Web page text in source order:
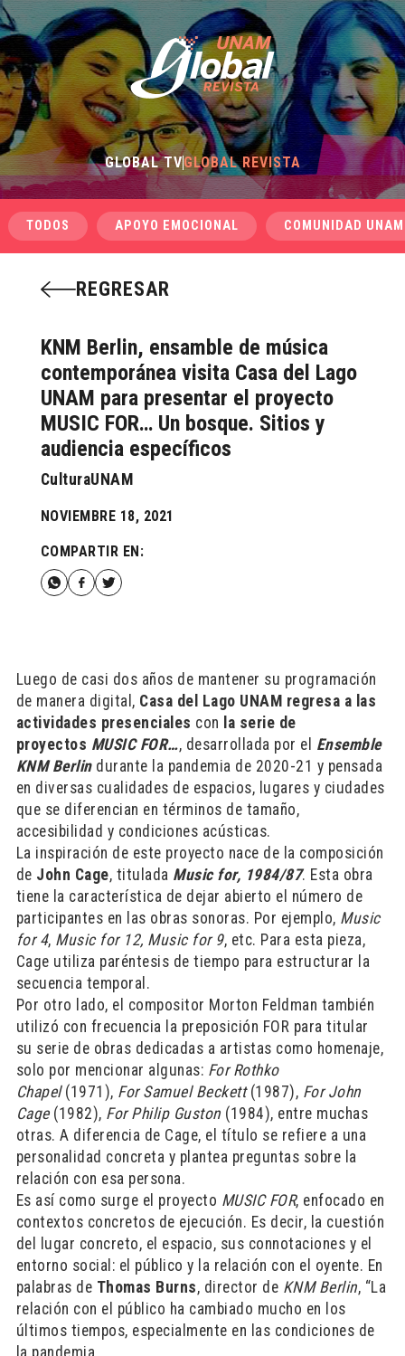
GLOBAL TVGLOBAL REVISTA
TODOS APOYO EMOCIONAL COMUNIDAD UNAM
REGRESAR
KNM Berlin, ensamble de música
contemporánea visita Casa del Lago
UNAM para presentar el proyecto
MUSIC FOR… Un bosque. Sitios y
audiencia específicos
CulturaUNAM
NOVIEMBRE 18, 2021
COMPARTIR EN:
Luego de casi dos años de mantener su programación
de manera digital, Casa del Lago UNAM regresa a las
actividades presenciales con la serie de
proyectos MUSIC FOR…, desarrollada por el Ensemble
KNM Berlindurante la pandemia de 2020-21 y pensada
en diversas cualidades de espacios, lugares y ciudades
que se diferencian en términos de tamaño,
accesibilidad y condiciones acústicas.
La inspiración de este proyecto nace de la composición
de John Cage, titulada Music for, 1984/87. Esta obra
tiene la característica de dejar abierto el número de
participantes en las obras sonoras. Por ejemplo, Music
for 4, Music for 12, Music for 9, etc. Para esta pieza,
Cage utiliza paréntesis de tiempo para estructurar la
secuencia temporal.
Por otro lado, el compositor Morton Feldman también
utilizó con frecuencia la preposición FOR para titular
su serie de obras dedicadas a artistas como homenaje,
solo por mencionar algunas: For Rothko
Chapel(1971), For Samuel Beckett(1987), For John
Cage(1982), For Philip Guston (1984), entre muchas
otras. A diferencia de Cage, el título se refiere a una
personalidad concreta y plantea preguntas sobre la
relación con esa persona.
Es así como surge el proyecto MUSIC FOR, enfocado en
contextos concretos de ejecución. Es decir, la cuestión
del lugar concreto, el espacio, sus connotaciones y el
entorno social: el público y la relación con el oyente. En
palabras de Thomas Burns, director de KNM Berlin, “La
relación con el público ha cambiado mucho en los
últimos tiempos, especialmente en las condiciones de
la pandemia.